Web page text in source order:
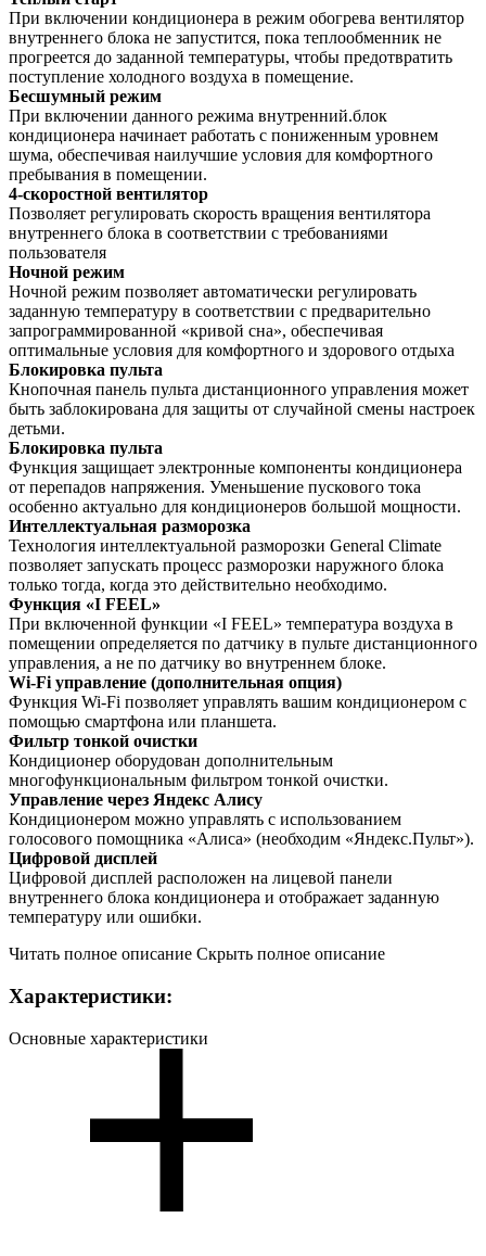
При включении кондиционера в режим обогрева вентилятор
внутреннего блока не запустится, пока теплообменник не
прогреется до заданной температуры, чтобы предотвратить
поступление холодного воздуха в помещение.
Бесшумный режим
При включении данного режима внутренний.блок
кондиционера начинает работать с пониженным уровнем
шума, обеспечивая наилучшие условия для комфортного
пребывания в помещении.
4-скоростной вентилятор
Позволяет регулировать скорость вращения вентилятора
внутреннего блока в соответствии с требованиями
пользователя
Ночной режим
Ночной режим позволяет автоматически регулировать
заданную температуру в соответствии с предварительно
запрограммированной «кривой сна», обеспечивая
оптимальные условия для комфортного и здорового отдыха
Блокировка пульта
Кнопочная панель пульта дистанционного управления может
быть заблокирована для защиты от случайной смены настроек
детьми.
Блокировка пульта
Функция защищает электронные компоненты кондиционера
от перепадов напряжения. Уменьшение пускового тока
особенно актуально для кондиционеров большой мощности.
Интеллектуальная разморозка
Технология интеллектуальной разморозки General Climate
позволяет запускать процесс разморозки наружного блока
только тогда, когда это действительно необходимо.
Функция «I FEEL»
При включенной функции «I FEEL» температура воздуха в
помещении определяется по датчику в пульте дистанционного
управления, а не по датчику во внутреннем блоке.
Wi-Fi управление (дополнительная опция)
Функция Wi-Fi позволяет управлять вашим кондиционером с
помощью смартфона или планшета.
Фильтр тонкой очистки
Кондиционер оборудован дополнительным
многофункциональным фильтром тонкой очистки.
Управление через Яндекс Алису
Кондиционером можно управлять с использованием
голосового помощника «Алиса» (необходим «Яндекс.Пульт»).
Цифровой дисплей
Цифровой дисплей расположен на лицевой панели
внутреннего блока кондиционера и отображает заданную
температуру или ошибки.
Читать полное описание Скрыть полное описание
Характеристики:
Основные характеристики